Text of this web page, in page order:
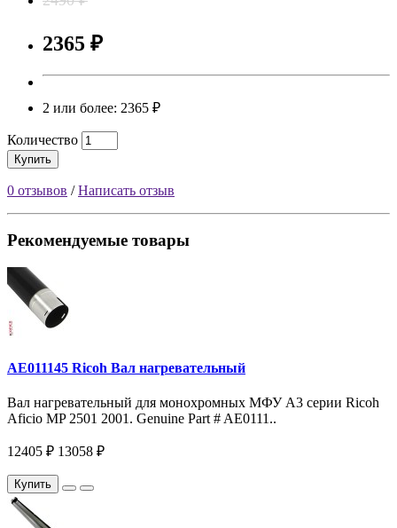
2365 ₽
2 или более: 2365 ₽
Количество
Купить
0 отзывов /Написать отзыв
Рекомендуемые товары
AE011145 Ricoh Вал нагревательный
Вал нагревательный для монохромных МФУ A3 серии Ricoh
Aficio MP 2501 2001. Genuine Part # AE0111..
12405 ₽ 13058 ₽
Купить